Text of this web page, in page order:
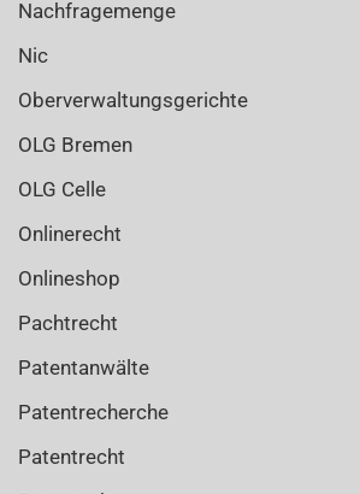
Nachfragemenge
Nic
Oberverwaltungsgerichte
OLG Bremen
OLG Celle
Onlinerecht
Onlineshop
Pachtrecht
Patentanwälte
Patentrecherche
Patentrecht